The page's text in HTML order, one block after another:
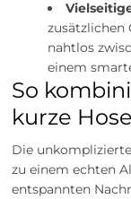
zusätzlichen
nahtlos
einem
So
kurze
Die
zu einem echten
entspannten